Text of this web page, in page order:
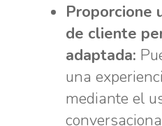
Proporcione
de cliente
adaptada:
una
mediante el